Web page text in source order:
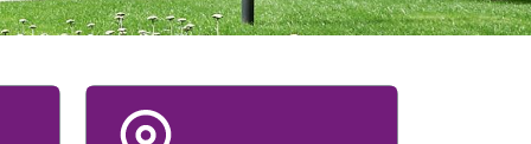
Locationinfo